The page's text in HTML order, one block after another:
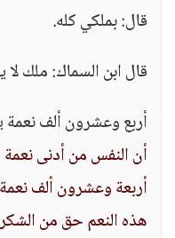
قال: بملكي كله.
قال ابن السماك: ملك
أربع وعشرون ألف نعمة
أن النفس من أدنى نعمة
أربعة وعشرون ألف
هذه النعم حق من